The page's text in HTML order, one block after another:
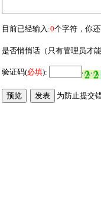
目前已经输入:0个字符，你
是否悄悄话（只有管理员才
验证码(必填):
为防止提交